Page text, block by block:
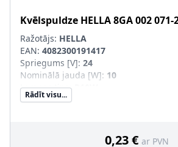
Kvēlspuldze HELLA8GA 002 071-
Ražotājs: HELLA
EAN: 4082300191417
Spriegums [V]: 24
Nominālā jauda [W]: 10
Lampas tips:
Apgaismes ierīces tips
Kaste
Rādīt visu...
0,23 € ar PVN